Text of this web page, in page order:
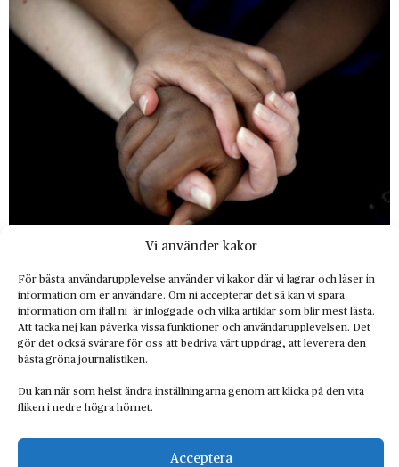
Vi använder kakor
För bästa användarupplevelse använder vi kakor där vi lagrar och läser in
information om er användare. Om ni accepterar det så kan vi spara
information om ifall ni är inloggade och vilka artiklar som blir mest lästa.
Att tacka nej kan påverka vissa funktioner och användarupplevelsen. Det
gör det också svårare för oss att bedriva vårt uppdrag, att leverera den
bästa gröna journalistiken.
Du kan när som helst ändra inställningarna genom att klicka på den vita
fliken i nedre högra hörnet.
Acceptera
Stöd till adopterade som söker sina
rötter
Radar